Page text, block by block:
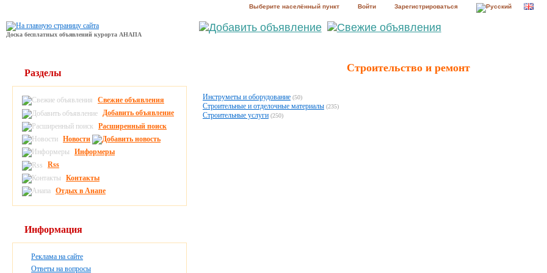
Выберите населённый пункт Войти Зарегистрироваться
Доска бесплатных объявлений курорта АНАПА
Строительство и ремонт
Инструметы и оборудование(50)
Строительные и отделочные материалы(235)
Строительные услуги(250)
Разделы
Свежие объявления
Добавить объявление
Расширенный поиск
Новости
Информеры
Rss
Контакты
Отдых в Анапе
Информация
Реклама на сайте
Ответы на вопросы